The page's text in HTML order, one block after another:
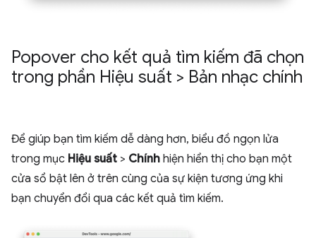
Popover cho kết quả tìm kiếm đã chọn
trong phần Hiệu suất > Bản nhạc chính
Để giúp bạn tìm kiếm dễ dàng hơn, biểu đồ ngọn lửa
trong mục Hiệu suất > Chính hiện hiển thị cho bạn một
cửa sổ bật lên ở trên cùng của sự kiện tương ứng khi
bạn chuyển đổi qua các kết quả tìm kiếm.